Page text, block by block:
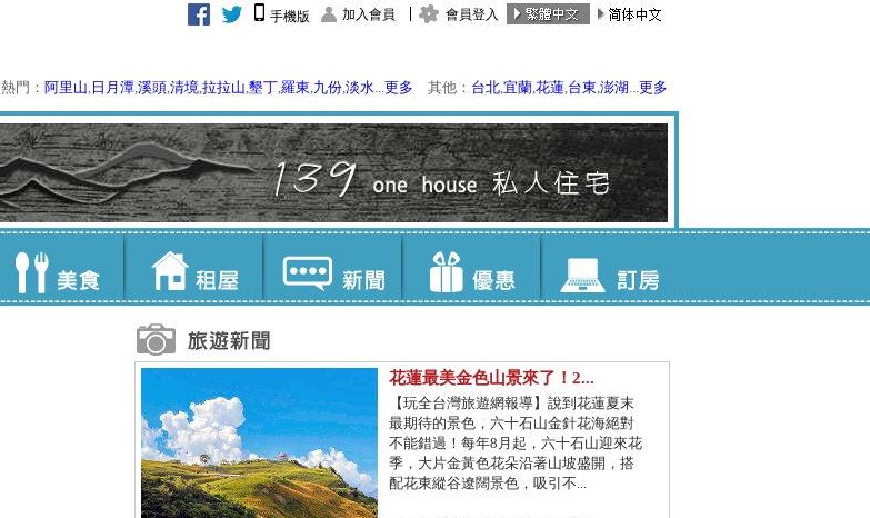
手機版 加入會員 會員登入
熱門： 阿里山, 日月潭,溪頭,清境,拉拉山,墾丁,羅東,九份,淡水...更多 其他： 台北,宜蘭,花蓮,台東,澎湖...更多
花蓮最美金色山景來了！2...
【玩全台灣旅遊網報導】說到花蓮夏末
最期待的景色，六十石山金針花海絕對
不能錯過！每年8月起，六十石山迎來花
季，大片金黃色花朵沿著山坡盛開，搭
配花東縱谷遼闊景色，吸引不...